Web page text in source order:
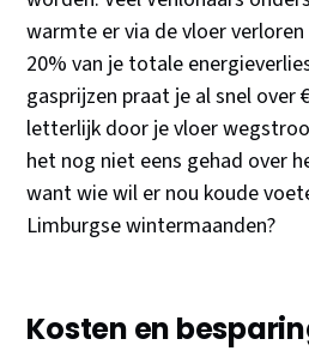
warmte er via de vloer
20% van je totale
gasprijzen praat je al snel over
letterlijk door je vloer
het nog niet eens gehad over
want wie wil er nou koude
Limburgse wintermaanden?
Kosten en